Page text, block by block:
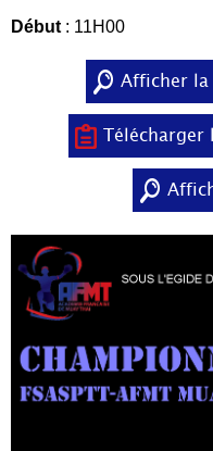
Début : 11H00
Afficher la
Télécharger